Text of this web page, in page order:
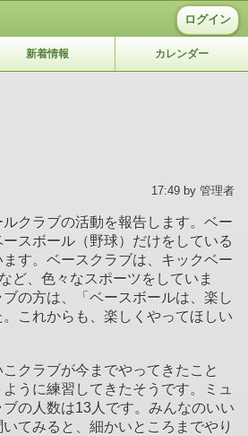
ログイン
新着情報 カレンダー
17:49 by 管理者
クラブの活動を報告します。ベー
スボール（野球）だけをしている
す。ベースクラブは、キックベー
ど、色々なスポーツをしていま
の方は、「ベースボールは、楽し
これからも、楽しくやってほしい
クラブが今までやってきたこと
うに練習してきたそうです。ミュ
の人数は13人です。みんなのいい
てみると、細かいところまでやり